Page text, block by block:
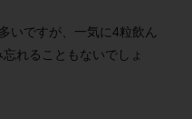
いですが、一気に4粒飲ん
れることもないでしょ